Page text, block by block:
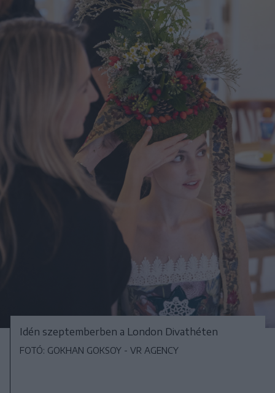
Idén szeptemberben a London Divathéten
FOTÓ: GOKHAN GOKSOY - VR AGENCY